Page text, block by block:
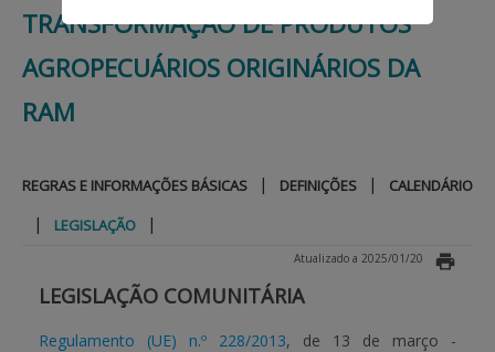
INFORMAÇÕES
ESTATÍSTICAS
PAGAMENTOS
Entrar / Registar
TRANSFORMAÇÃO DE PRODUTOS
AGROPECUÁRIOS ORIGINÁRIOS DA
RAM
REGRAS E INFORMAÇÕES BÁSICAS | DEFINIÇÕES | CALENDÁRIO
| LEGISLAÇÃO |
Atualizado a 2025/01/20
LEGISLAÇÃO COMUNITÁRIA
Regulamento (UE) n.º 228/2013, de 13 de março -